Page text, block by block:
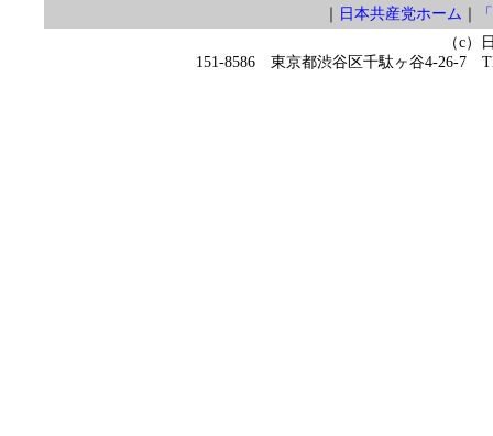
｜ 日本共産党ホーム ｜
（c）
151-8586 東京都渋谷区千駄ヶ谷4-26-7